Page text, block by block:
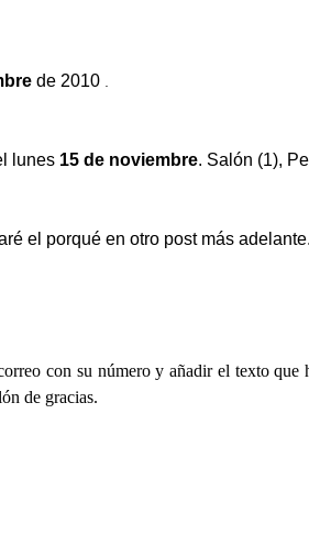
de 2010 .
lunes 15 de noviembre. Salón (1),
el porqué en otro post más adelante.
con su número y añadir el texto que
de gracias.